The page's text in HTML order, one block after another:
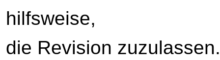
hilfsweise,
die Revision zuzulassen.